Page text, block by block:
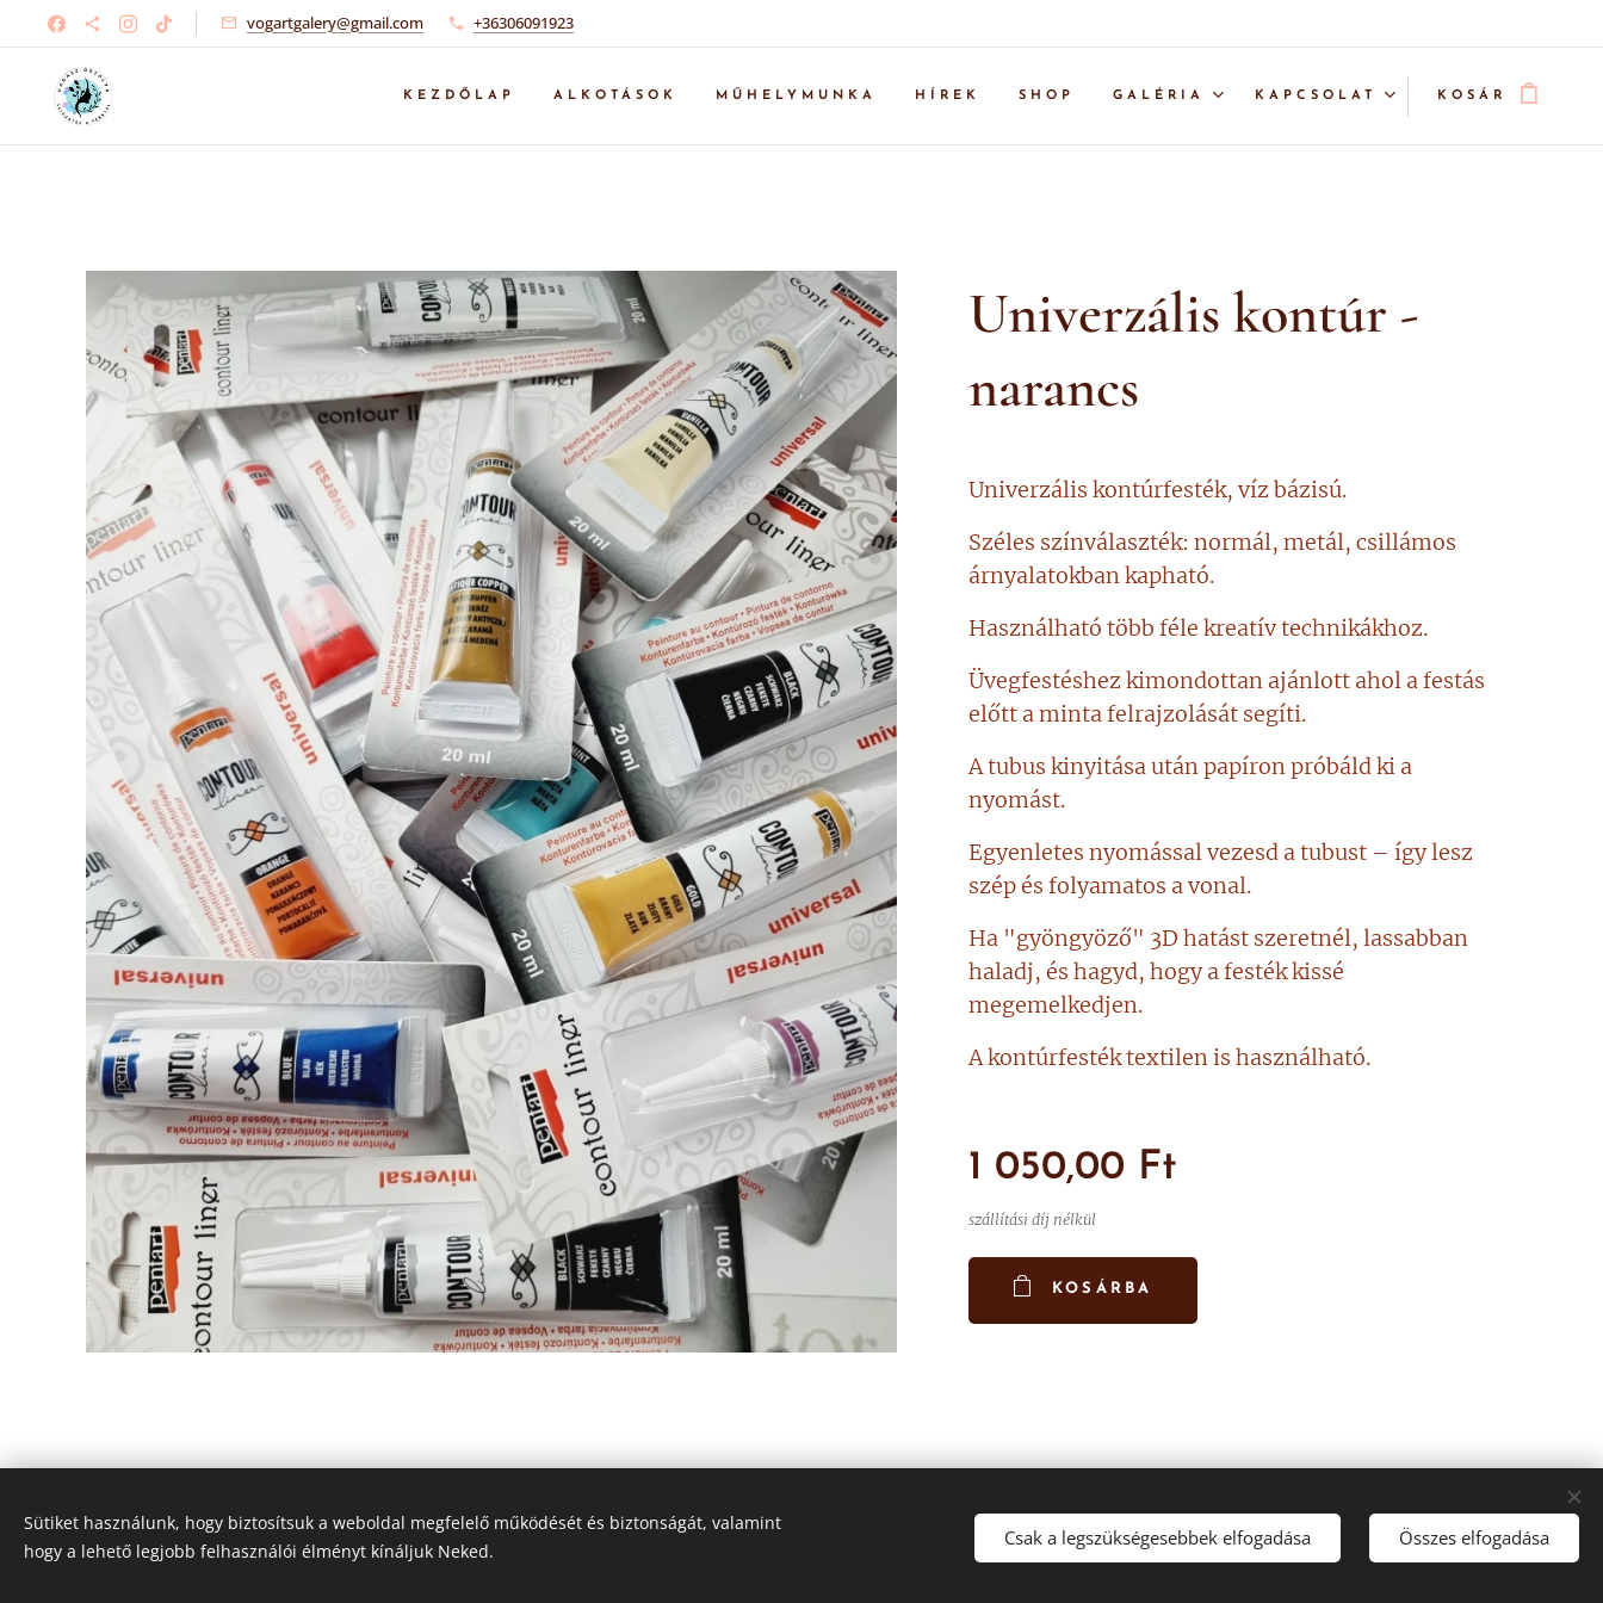
vogartgalery@gmail.com +36306091923
KEZDŐLAP ALKOTÁSOK MŰHELYMUNKA HÍREK SHOP GALÉRIA KAPCSOLAT KOSÁR
Univerzális kontúr -
narancs
Univerzális kontúrfesték, víz bázisú.
Széles színválaszték: normál, metál, csillámos
árnyalatokban kapható.
Használható több féle kreatív technikákhoz.
Üvegfestéshez kimondottan ajánlott ahol a festás
előtt a minta felrajzolását segíti.
A tubus kinyitása után papíron próbáld ki a
nyomást.
Egyenletes nyomással vezesd a tubust – így lesz
szép és folyamatos a vonal.
Ha "gyöngyöző" 3D hatást szeretnél, lassabban
haladj, és hagyd, hogy a festék kissé
megemelkedjen.
A kontúrfesték textilen is használható.
1 050,00 Ft
szállítási díj nélkül
KOSÁRBA
© Vadász Orsolya - Minden jog fenntartva Sütik
Sütiket használunk, hogy biztosítsuk a weboldal megfelelő működését és biztonságát, valamint
hogy a lehető legjobb felhasználói élményt kínáljuk Neked.
Csak a legszükségesebbek elfogadása Összes elfogadása